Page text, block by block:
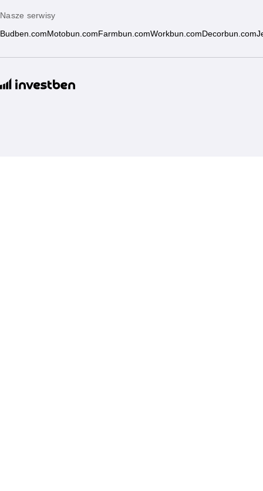
Nasze serwisy
Budben.com Motobun.com Farmbun.comWorkbun.com Decorbun.com